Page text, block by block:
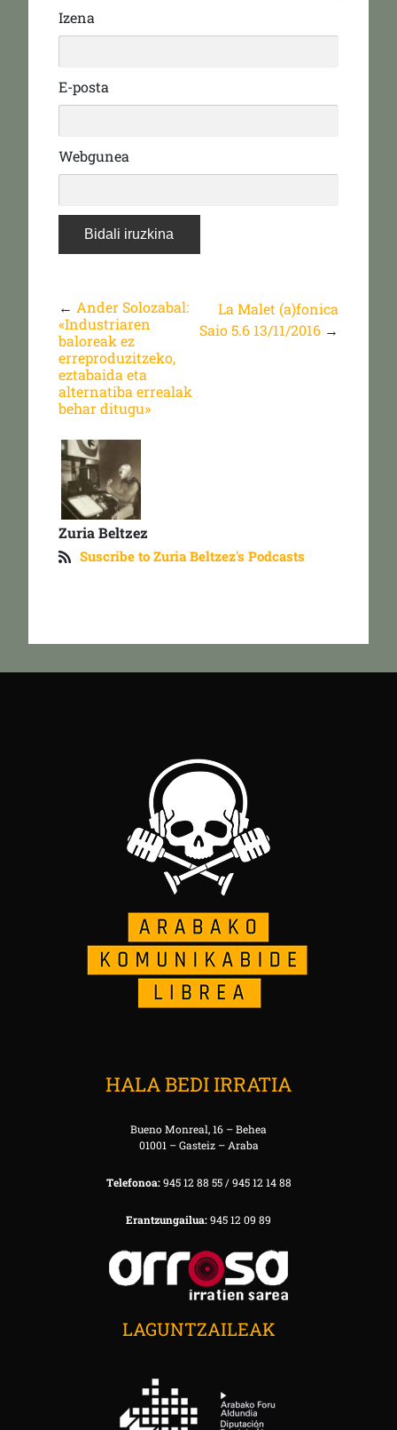
Izena
E-posta
Webgunea
← Ander Solozabal:
«Industriaren
baloreak ez
erreproduzitzeko,
eztabaida eta
alternatiba errealak
behar ditugu»
La Malet (a)fonica
Saio 5.6 13/11/2016 →
Zuria Beltzez
Suscribe to Zuria Beltzez's Podcasts
HALA BEDI IRRATIA
Bueno Monreal, 16 – Behea
01001 – Gasteiz – Araba
Telefonoa:945 12 88 55 / 945 12 14 88
Erantzungailua:945 12 09 89
LAGUNTZAILEAK